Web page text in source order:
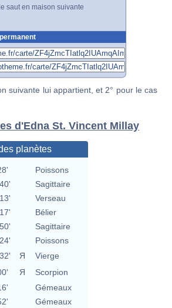
saut en maison suivante
suivante lui appartient, et 2° pour le cas
d'Edna St. Vincent Millay
planètes
Poissons
Sagittaire
Verseau
Bélier
Sagittaire
Poissons
Я
Vierge
Я
Scorpion
Gémeaux
Gémeaux